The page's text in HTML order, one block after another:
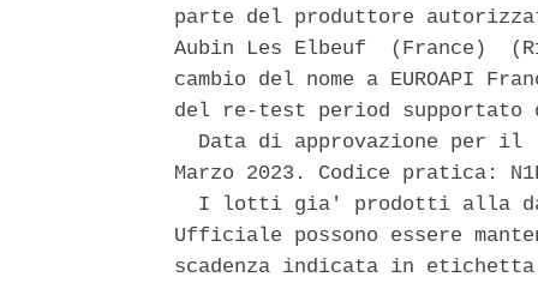
parte del produttore
Aubin Les Elbeuf  (France)
cambio del nome a EUROAPI
del re-test period
Data di approvazione per il
Marzo 2023. Codice pratica:
I lotti gia' prodotti alla
Ufficiale possono essere
scadenza indicata in